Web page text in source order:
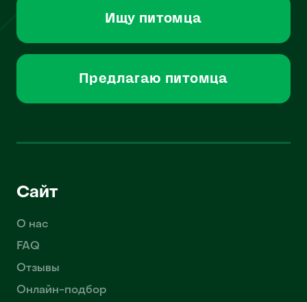
Ищу питомца
Предлагаю питомца
Сайт
О нас
FAQ
Отзывы
Онлайн-подбор